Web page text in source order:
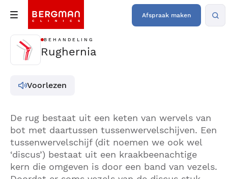
Afspraak maken
BEHANDELING
Rughernia
Voorlezen
De rug bestaat uit een keten van wervels van
bot met daartussen tussenwervelschijven. Een
tussenwervelschijf (dit noemen we ook wel
‘discus’) bestaat uit een kraakbeenachtige
kern die omgeven is door een band van vezels.